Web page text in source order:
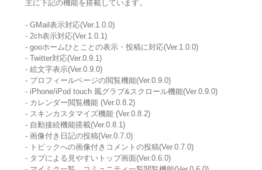
主に下記の機能を搭載しています。
- GMail表示対応(Ver.1.0.0)
- 2ch表示対応(Ver.1.0.1)
- gooホームひとことの表示・投稿に対応(Ver.1.0.0)
- Twitter対応(Ver.0.9.1)
- 絵文字表示(Ver.0.9.0)
- プロフィールページの閲覧機能(Ver.0.9.0)
- iPhone/iPod touch 風グラブ&スクロール機能(Ver.0.9.0)
- カレンダー閲覧機能 (Ver.0.8.2)
- スキンカスタマイズ機能 (Ver.0.8.2)
- 自動接続機能搭載(Ver.0.8.1)
- 画像付き日記の投稿(Ver.0.7.0)
- トピックへの画像付きコメントの投稿(Ver.0.7.0)
- タブによる見やすいトップ画面(Ver.0.6.0)